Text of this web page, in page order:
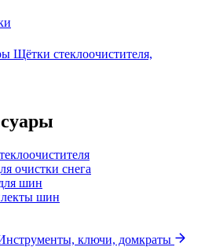
Щётки стеклоочистителя,
очистки снега
шин
шин
ключи, домкраты